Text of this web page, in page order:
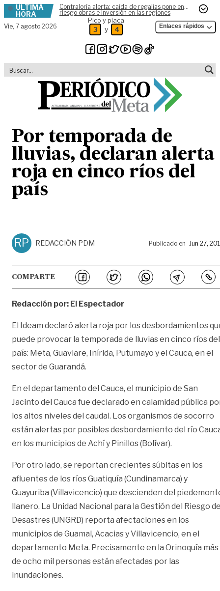
Skip to content
ÚLTIMA
HORA
Contraloría alerta: caída de regalías pone en
riesgo obras e inversión en las regiones
Vie, 7 agosto 2026
Pico y placa
3 y 4 Enlaces rápidos
Por temporada de
lluvias, declaran alerta
roja en cinco ríos del
país
RP REDACCIÓN PDM Publicado en Jun 27,
COMPARTE
Redacción por: El Espectador
El Ideam declaró alerta roja por los desbordamientos
puede provocar la temporada de lluvias en cinco ríos del
país: Meta, Guaviare, Inírida, Putumayo y el Cauca, en el
sector de Guarandá.
En el departamento del Cauca, el municipio de San
Jacinto del Cauca fue declarado en calamidad pública
los altos niveles del caudal. Los organismos de socorro
están alertas por posibles desbordamiento del río
en los municipios de Achí y Pinillos (Bolívar).
Por otro lado, se reportan crecientes súbitas en los
afluentes de los ríos Guatiquía (Cundinamarca) y
Guayuriba (Villavicencio) que descienden del
llanero. La Unidad Nacional para la Gestión del Riesgo
Desastres (UNGRD) reporta afectaciones en los
municipios de Guamal, Acacias y Villavicencio, en el
departamento Meta. Precisamente en la Orinoquía más
de ocho mil personas están afectadas por las
inundaciones.